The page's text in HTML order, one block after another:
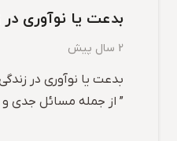
بدعت یا نوآوری
2 سال پیش
بدعت یا نوآوری در
” از جمله مسائل جدی